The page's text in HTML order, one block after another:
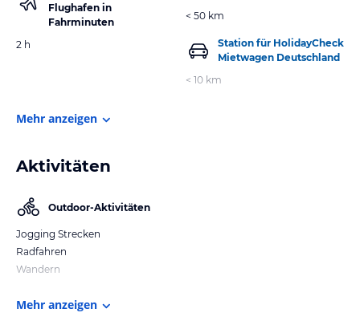
Flughafen in
Fahrminuten
2 h
< 50 km
Station für HolidayCheck
Mietwagen Deutschland
< 10 km
Mehr anzeigen
Aktivitäten
Outdoor-Aktivitäten
Jogging Strecken
Radfahren
Wandern
Mehr anzeigen